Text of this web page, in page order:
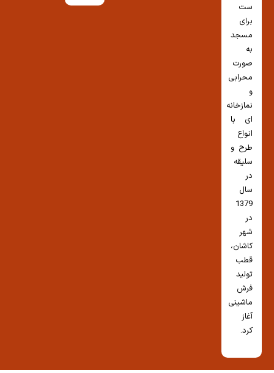
ست
برای
مسجد
به
صورت
محرابی
و
نمازخانه
ای با
انواع
طرح و
سلیقه
در
سال
1379
در
شهر
کاشان،
قطب
تولید
فرش
ماشینی
آغاز
کرد.